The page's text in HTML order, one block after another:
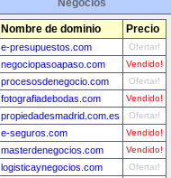
Negocios
Nombre de dominio Precio
e-presupuestos.com Ofertar!
negociopasoapaso.com Vendido!
procesosdenegocio.com Ofertar!
fotografiadebodas.com Vendido!
propiedadesmadrid.com.es Ofertar!
e-seguros.com Vendido!
masterdenegocios.com Vendido!
logisticaynegocios.com Ofertar!